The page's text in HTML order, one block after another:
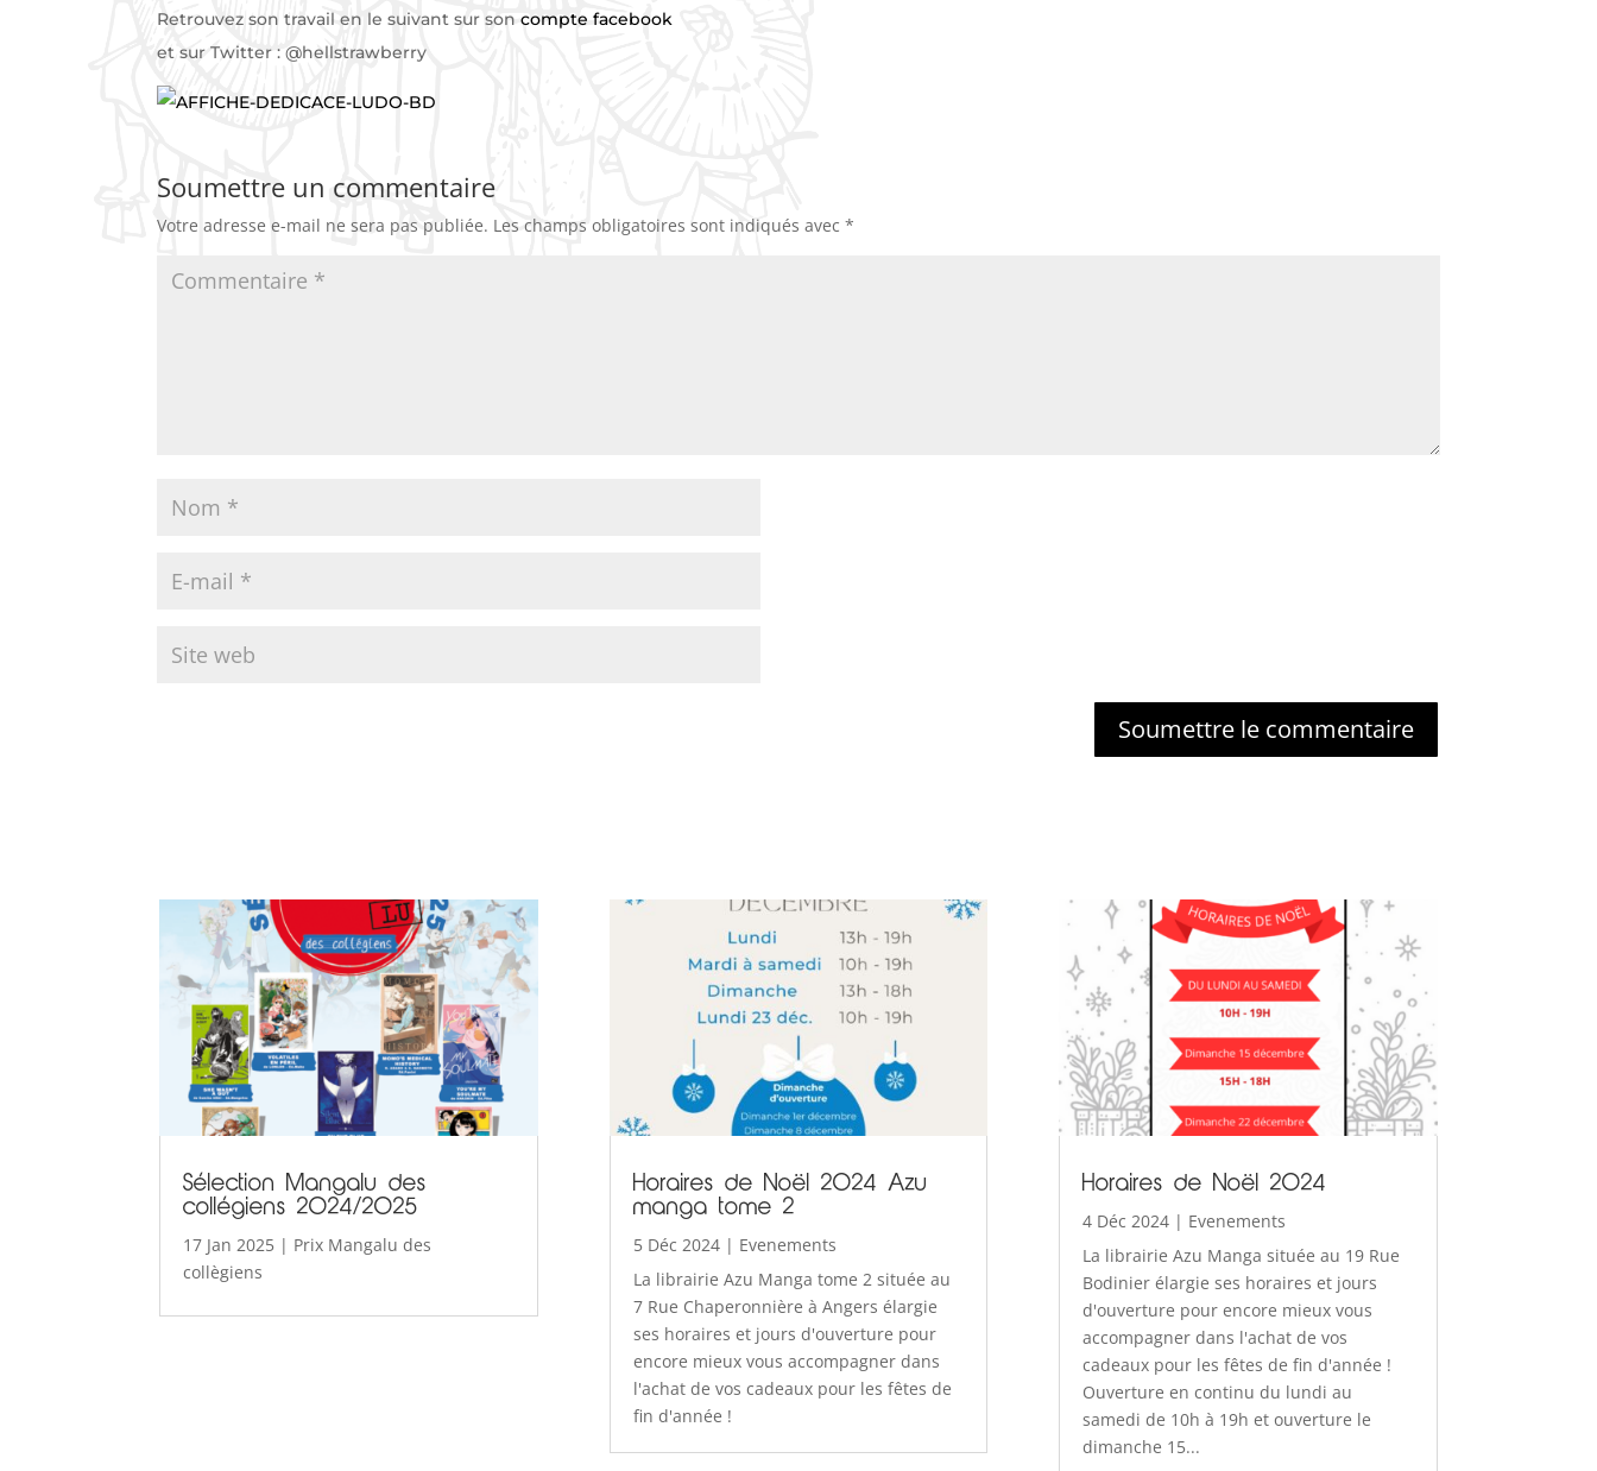
Retrouvez son travail en le suivant sur son compte facebook
et sur Twitter : @hellstrawberry
Soumettre un commentaire
Votre adresse e-mail ne sera pas publiée. Les champs obligatoires sont indiqués avec *
Soumettre le commentaire
Sélection Mangalu des
collégiens 2024/2025
17 Jan 2025 | Prix Mangalu des
collègiens
Horaires de Noël 2024 Azu
manga tome 2
5 Déc 2024| Evenements
La librairie Azu Manga tome 2 située au
7 Rue Chaperonnière à Angers élargie
ses horaires et jours d'ouverture pour
encore mieux vous accompagner dans
l'achat de vos cadeaux pour les fêtes de
fin d'année !
Horaires de Noël 2024
4 Déc 2024| Evenements
La librairie Azu Manga située au 19 Rue
Bodinier élargie ses horaires et jours
d'ouverture pour encore mieux vous
accompagner dans l'achat de vos
cadeaux pour les fêtes de fin d'année !
Ouverture en continu du lundi au
samedi de 10h à 19h et ouverture le
dimanche 15...